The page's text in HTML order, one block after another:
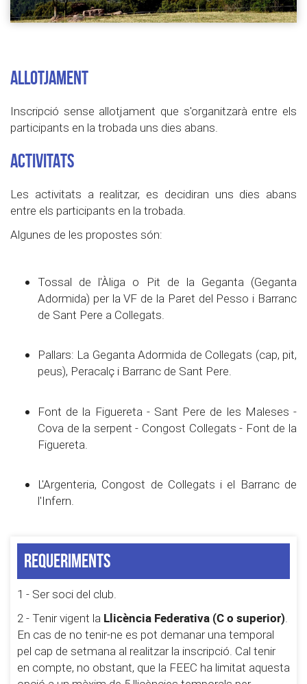
ALLOTJAMENT
Inscripció sense allotjament que s'organitzarà entre els
participants en la trobada uns dies abans.
ACTIVITATS
Les activitats a realitzar, es decidiran uns dies abans
entre els participants en la trobada.
Algunes de les propostes són:
Tossal de l'Àliga o Pit de la Geganta (Geganta
Adormida) per la VF de la Paret del Pesso i Barranc
de Sant Pere a Collegats.
Pallars: La Geganta Adormida de Collegats (cap, pit,
peus), Peracalç i Barranc de Sant Pere.
Font de la Figuereta - Sant Pere de les Maleses -
Cova de la serpent - Congost Collegats - Font de la
Figuereta.
L'Argenteria, Congost de Collegats i el Barranc de
l'Infern.
Requeriments
1 - Ser soci del club.
2 - Tenir vigent la Llicència Federativa (C o superior).
En cas de no tenir-ne es pot demanar una temporal
pel cap de setmana al realitzar la inscripció. Cal tenir
en compte, no obstant, que la FEEC ha limitat aquesta